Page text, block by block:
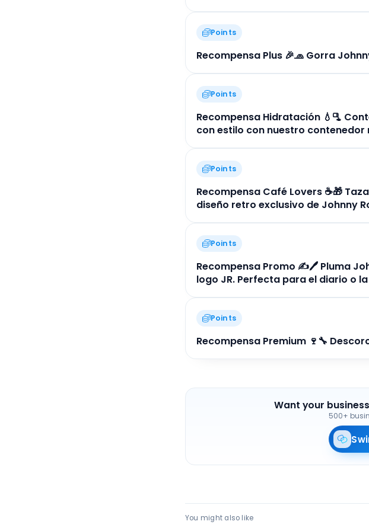
Points
Recompensa Plus 🎉🧢 Gorra
Points
Recompensa Hidratación 💧🫗
con estilo con nuestro contenedor
Points
Recompensa Café Lovers ☕️🎁
diseño retro exclusivo de Johnny
Points
Recompensa Promo ✍️🖊️ Pluma
logo JR. Perfecta para el diario o
Points
Recompensa Premium 🍷🔧
Want your
500+
You might also like